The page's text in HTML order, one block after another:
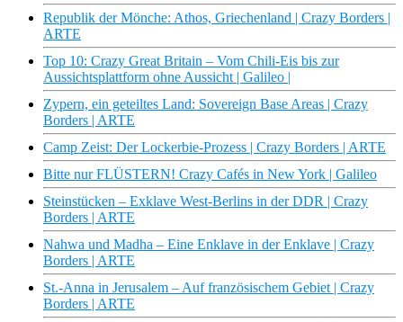
Republik der Mönche: Athos, Griechenland | Crazy Borders |
ARTE
Top 10: Crazy Great Britain – Vom Chili-Eis bis zur
Aussichtsplattform ohne Aussicht | Galileo |
Zypern, ein geteiltes Land: Sovereign Base Areas | Crazy
Borders | ARTE
Camp Zeist: Der Lockerbie-Prozess | Crazy Borders | ARTE
Bitte nur FLÜSTERN! Crazy Cafés in New York | Galileo
Steinstücken – Exklave West-Berlins in der DDR | Crazy
Borders | ARTE
Nahwa und Madha – Eine Enklave in der Enklave | Crazy
Borders | ARTE
St.-Anna in Jerusalem – Auf französischem Gebiet | Crazy
Borders | ARTE